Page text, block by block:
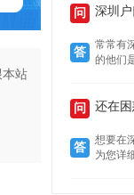
本站
定就业
自身条
问 深圳
答
常常有
的他们
问
答
想要在
为您详